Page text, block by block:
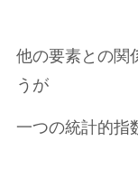
他の要素との関
うが
一つの統計的指